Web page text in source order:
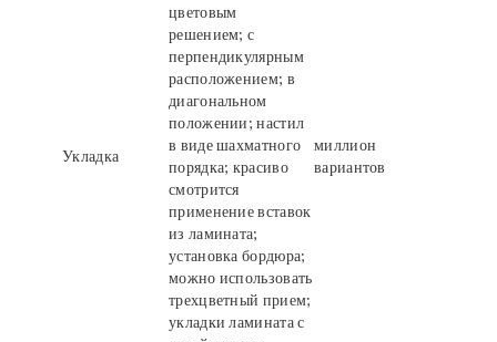
Укладка
цветовым
решением; с
перпендикулярным
расположением; в
диагональном
положении; настил
в виде шахматного
порядка; красиво
смотрится
применение вставок
из ламината;
установка бордюра;
можно использовать
трехцветный прием;
укладки ламината с
миллион
вариантов